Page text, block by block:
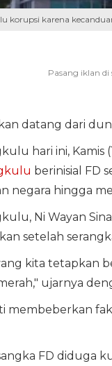
korupsi karena
datang dari
hari ini,
berinisial FD
negara hingga
Ni Wayan
setelah
kita tetapkan
ujarnya
membeberkan
FD diduga